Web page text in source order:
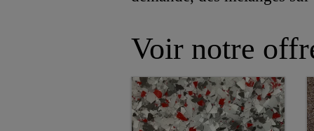
Voir notre